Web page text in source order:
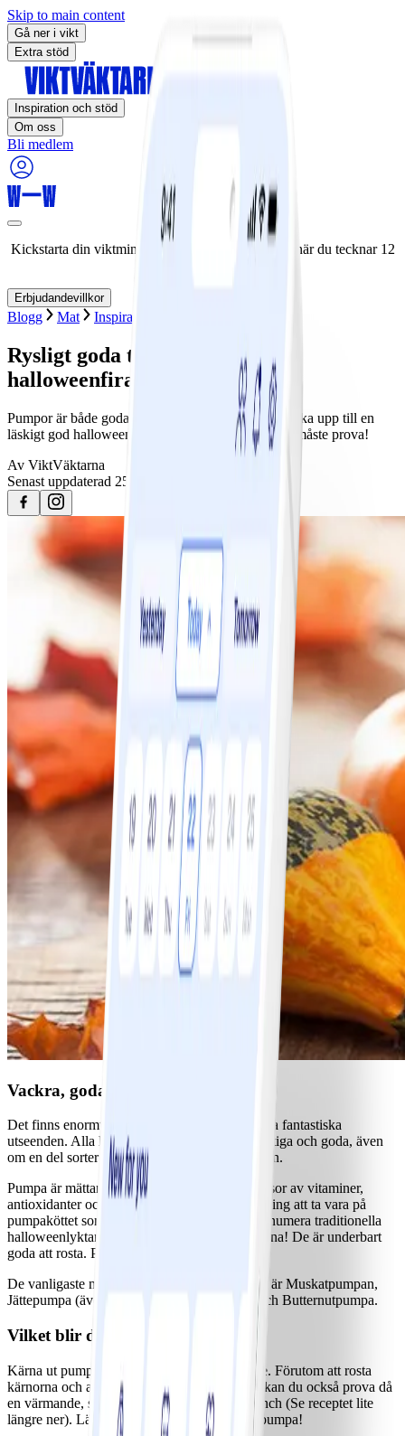
Skip to main content
Gå ner i vikt
Extra stöd
Inspiration och stöd
Om oss
Bli medlem
Kickstarta din viktminskningsresa nu! Spara 50% när du tecknar 12
Erbjudandevillkor
Blogg Mat Inspiration
Rysligt goda tips för smartare
halloweenfirande
Pumpor är både goda, nyttiga och fina att se på. Duka upp till en
läskigt god halloweenmiddag - Här är recepten du måste prova!
Av ViktVäktarna
Senast uppdaterad 25 april 2023
Vackra, goda och nyttiga pumpor
Det finns enormt många pumpasorter med olika fantastiska
utseenden. Alla har de gemensamt att de är nyttiga och goda, även
om en del sorter främst används som dekoration.
Pumpa är mättande, mager och innehåller massor av vitaminer,
antioxidanter och fibrer. Så det finns all anledning att ta vara på
pumpaköttet som du karvar ur när du gör den numera traditionella
halloweenlyktan! Och glöm inte pumpakärnorna! De är underbart
goda att rosta. Prova gärna vårt recept nedan.
De vanligaste matpumporna som förekommer är Muskatpumpan,
Jättepumpa (även kallad Halloweenpumpa) och Butternutpumpa.
Vilket blir ditt bästa pumparecept?
Kärna ut pumpan och karva ett läskigt ansikte. Förutom att rosta
kärnorna och använda till yoghurt och sallad kan du också prova då
en värmande, stärkande och god soppa till lunch (Se receptet lite
längre ner). Läcker att servera i en urkarvad pumpa!